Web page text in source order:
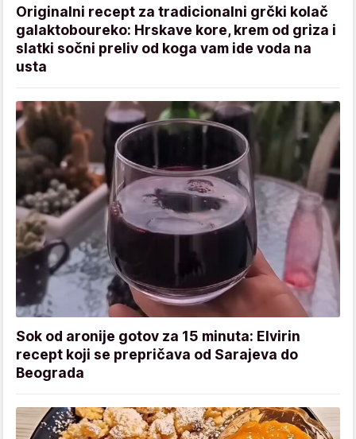
Originalni recept za tradicionalni grčki kolač
galaktoboureko: Hrskave kore, krem od griza i
slatki sočni preliv od koga vam ide voda na
usta
Sok od aronije gotov za 15 minuta: Elvirin
recept koji se prepričava od Sarajeva do
Beograda